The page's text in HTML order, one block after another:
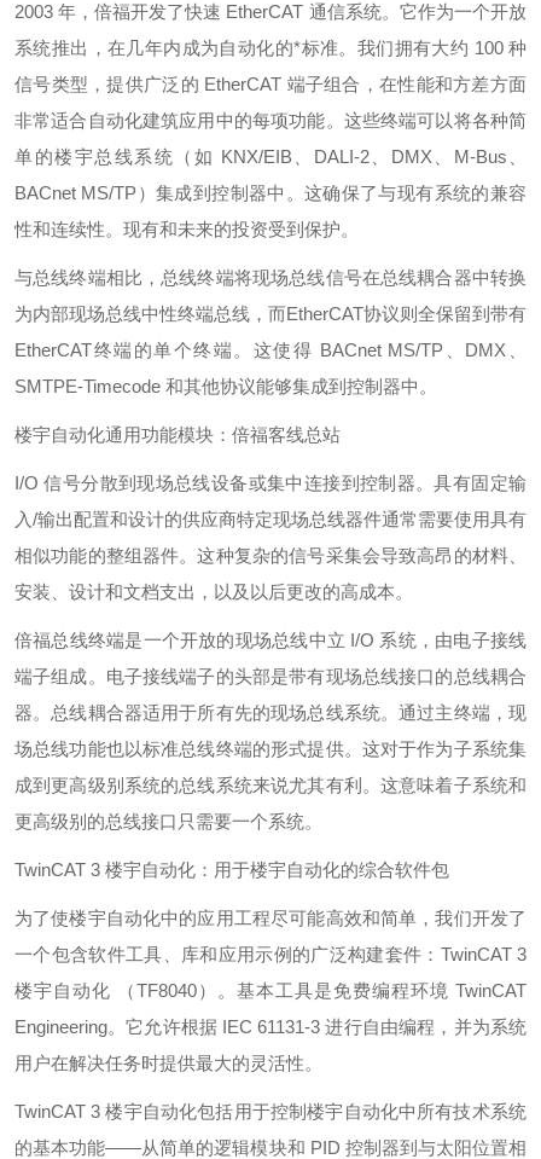
2003 年，倍福开发了快速 EtherCAT 通信系统。它作为一个开放
系统推出，在几年内成为自动化的*标准。我们拥有大约 100 种
信号类型，提供广泛的 EtherCAT 端子组合，在性能和方差方面
非常适合自动化建筑应用中的每项功能。这些终端可以将各种简
单的楼宇总线系统（如 KNX/EIB、DALI-2、DMX、M-Bus、
BACnet MS/TP）集成到控制器中。这确保了与现有系统的兼容
性和连续性。现有和未来的投资受到保护。
与总线终端相比，总线终端将现场总线信号在总线耦合器中转换
为内部现场总线中性终端总线，而EtherCAT协议则全保留到带有
EtherCAT终端的单个终端。这使得 BACnet MS/TP、DMX、
SMTPE-Timecode 和其他协议能够集成到控制器中。
楼宇自动化通用功能模块：倍福客线总站
I/O 信号分散到现场总线设备或集中连接到控制器。具有固定输
入/输出配置和设计的供应商特定现场总线器件通常需要使用具有
相似功能的整组器件。这种复杂的信号采集会导致高昂的材料、
安装、设计和文档支出，以及以后更改的高成本。
倍福总线终端是一个开放的现场总线中立 I/O 系统，由电子接线
端子组成。电子接线端子的头部是带有现场总线接口的总线耦合
器。总线耦合器适用于所有先的现场总线系统。通过主终端，现
场总线功能也以标准总线终端的形式提供。这对于作为子系统集
成到更高级别系统的总线系统来说尤其有利。这意味着子系统和
更高级别的总线接口只需要一个系统。
TwinCAT 3 楼宇自动化：用于楼宇自动化的综合软件包
为了使楼宇自动化中的应用工程尽可能高效和简单，我们开发了
一个包含软件工具、库和应用示例的广泛构建套件：TwinCAT 3
楼宇自动化 （TF8040）。基本工具是免费编程环境 TwinCAT
Engineering。它允许根据 IEC 61131-3 进行自由编程，并为系统
用户在解决任务时提供最大的灵活性。
TwinCAT 3 楼宇自动化包括用于控制楼宇自动化中所有技术系统
的基本功能——从简单的逻辑模块和 PID 控制器到与太阳位置相